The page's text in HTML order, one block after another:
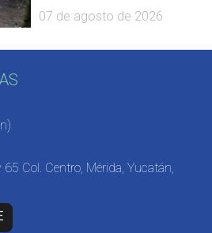
07 de agosto de 2026
Col. Centro, Mérida, Yucatán,